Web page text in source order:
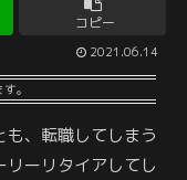
コピー
2021.06.14
。
、転職してしまう
リーリタイアしてし